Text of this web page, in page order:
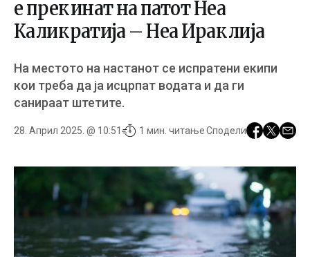
е прекинат на патот Неа
Каликратија – Неа Ираклија
На местото на настанот се испратени екипи
кои треба да ја исцрпат водата и да ги
санираат штетите.
28. Април 2025. @ 10:51 1 мин. читањеСподели